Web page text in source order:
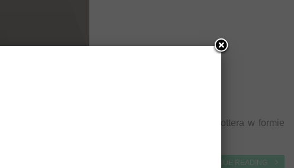
tytuł będący kontynuacją losów Harr’ego Pottera w formie
CONTINUE READING